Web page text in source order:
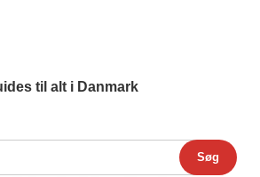
til alt i Danmark
Søg